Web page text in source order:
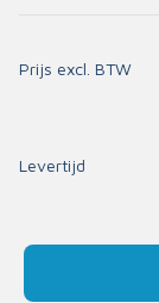
Prijs excl. BTW
Levertijd